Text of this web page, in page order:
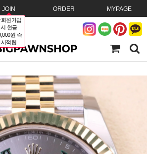
JOIN
원가입
시 현금
원 즉
시적립
ORDER MYPAGE